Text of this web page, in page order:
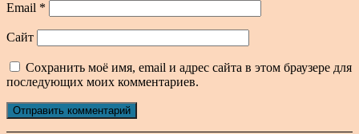
Email *
Сайт
Сохранить моё имя, email и адрес сайта в этом браузере для
последующих моих комментариев.